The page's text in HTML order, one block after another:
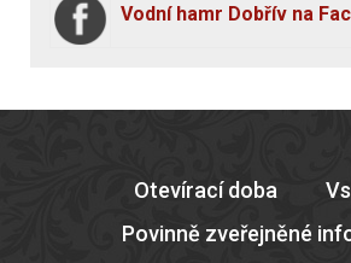
Vodní hamr Dobřív na
Otevírací doba
Povinně zveřejněné